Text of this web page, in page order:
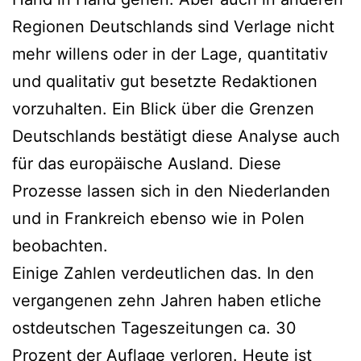
Regionen Deutschlands sind Verlage nicht
mehr willens oder in der Lage, quantitativ
und qualitativ gut besetzte Redaktionen
vorzuhalten. Ein Blick über die Grenzen
Deutschlands bestätigt diese Analyse auch
für das europäische Ausland. Diese
Prozesse lassen sich in den Niederlanden
und in Frankreich ebenso wie in Polen
beobachten.
Einige Zahlen verdeutlichen das. In den
vergangenen zehn Jahren haben etliche
ostdeutschen Tageszeitungen ca. 30
Prozent der Auflage verloren. Heute ist